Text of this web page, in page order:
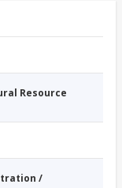
Resource
/